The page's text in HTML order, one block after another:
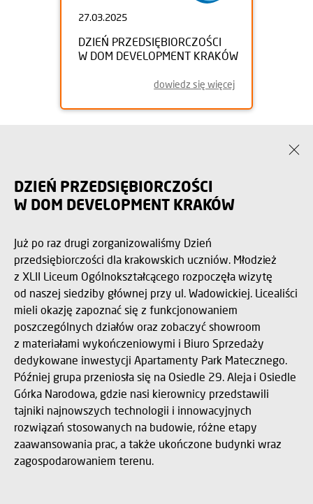
27.03.2025
DZIEŃ PRZEDSIĘBIORCZOŚCI
W DOM DEVELOPMENT KRAKÓW
dowiedz się więcej
DZIEŃ PRZEDSIĘBIORCZOŚCI
W DOM DEVELOPMENT KRAKÓW
Już po raz drugi zorganizowaliśmy Dzień
przedsiębiorczości dla krakowskich uczniów. Młodzież
z XLII Liceum Ogólnokształcącego rozpoczęła wizytę
od naszej siedziby głównej przy ul. Wadowickiej. Licealiści
mieli okazję zapoznać się z funkcjonowaniem
poszczególnych działów oraz zobaczyć showroom
z materiałami wykończeniowymi i Biuro Sprzedaży
dedykowane inwestycji Apartamenty Park Matecznego.
Później grupa przeniosła się na Osiedle 29. Aleja i Osiedle
Górka Narodowa, gdzie nasi kierownicy przedstawili
tajniki najnowszych technologii i innowacyjnych
rozwiązań stosowanych na budowie, różne etapy
zaawansowania prac, a także ukończone budynki wraz
zagospodarowaniem terenu.